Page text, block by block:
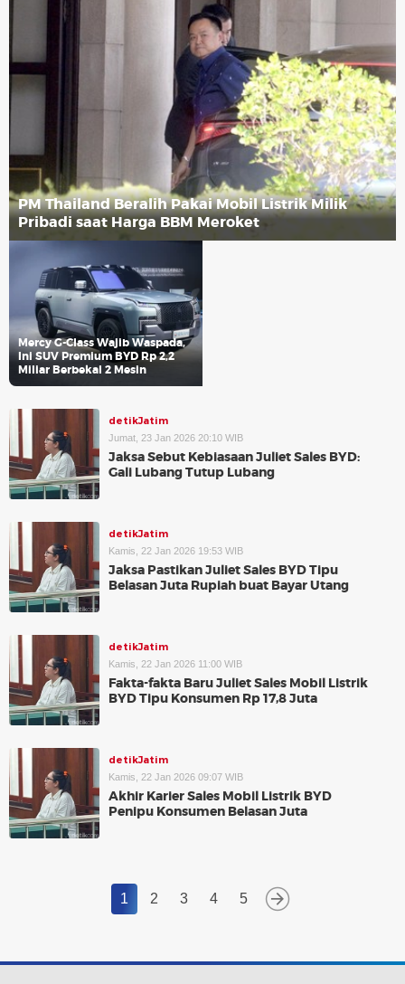
PM Thailand Beralih Pakai Mobil Listrik Milik
Pribadi saat Harga BBM Meroket
Mercy G-Class Wajib Waspada,
Ini SUV Premium BYD Rp 2,2
Miliar Berbekal 2 Mesin
detikJatim
Jumat, 23 Jan 2026 20:10 WIB
Jaksa Sebut Kebiasaan Juliet Sales BYD:
Gali Lubang Tutup Lubang
detikJatim
Kamis, 22 Jan 2026 19:53 WIB
Jaksa Pastikan Juliet Sales BYD Tipu
Belasan Juta Rupiah buat Bayar Utang
detikJatim
Kamis, 22 Jan 2026 11:00 WIB
Fakta-fakta Baru Juliet Sales Mobil Listrik
BYD Tipu Konsumen Rp 17,8 Juta
detikJatim
Kamis, 22 Jan 2026 09:07 WIB
Akhir Karier Sales Mobil Listrik BYD
Penipu Konsumen Belasan Juta
1 2 3 4 5